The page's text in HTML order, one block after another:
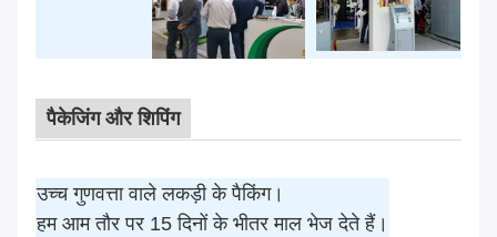
पैकेजिंग और शिपिंग
उच्च गुणवत्ता वाले लकड़ी के पैकिंग।
हम आम तौर पर 15 दिनों के भीतर माल भेज देते हैं।